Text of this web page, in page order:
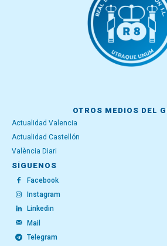
OTROS MEDIOS DEL
Actualidad Valencia
Actualidad Castellón
València Diari
SÍGUENOS
Facebook
Instagram
Linkedin
Mail
Telegram